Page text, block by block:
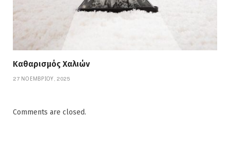
Καθαρισμός Χαλιών
27 ΝΟΕΜΒΡΊΟΥ, 2025
Comments are closed.